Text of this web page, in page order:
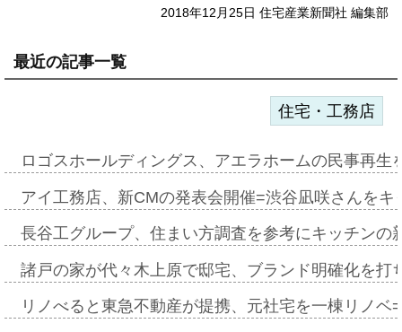
2018年12月25日 住宅産業新聞社 編集部
最近の記事一覧
住宅・工務店
ロゴスホールディングス、アエラホームの民事再
アイ工務店、新CMの発表会開催=渋谷凪咲さんを
長谷工グループ、住まい方調査を参考にキッチン
諸戸の家が代々木上原で邸宅、ブランド明確化を
リノべると東急不動産が提携、元社宅を一棟リノ